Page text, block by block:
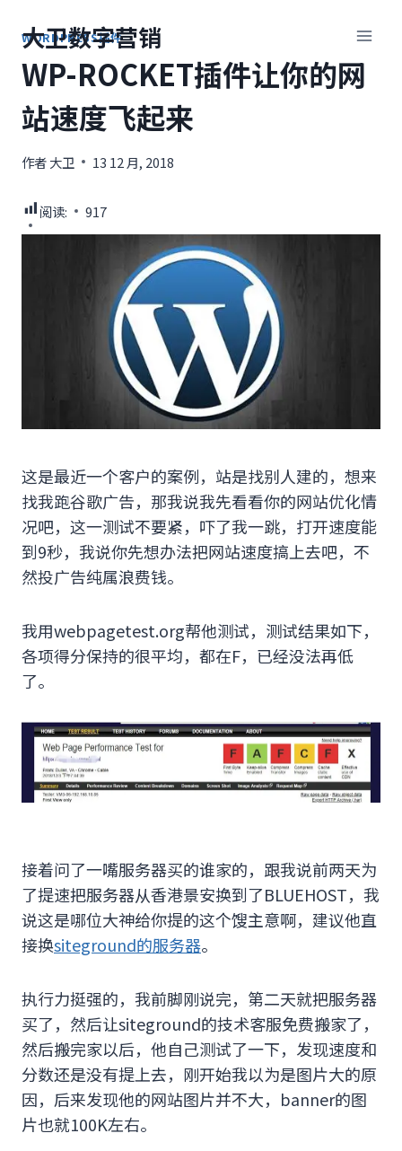
大卫数字营销
WORDPRESS插件
WP-ROCKET插件让你的网
站速度飞起来
作者大卫 13 12 月, 2018
阅读: 917
这是最近一个客户的案例，站是找别人建的，想来
找我跑谷歌广告，那我说我先看看你的网站优化情
况吧，这一测试不要紧，吓了我一跳，打开速度能
到9秒，我说你先想办法把网站速度搞上去吧，不
然投广告纯属浪费钱。
我用webpagetest.org帮他测试，测试结果如下，
各项得分保持的很平均，都在F，已经没法再低
了。
接着问了一嘴服务器买的谁家的，跟我说前两天为
了提速把服务器从香港景安换到了BLUEHOST，我
说这是哪位大神给你提的这个馊主意啊，建议他直
接换siteground的服务器。
执行力挺强的，我前脚刚说完，第二天就把服务器
买了，然后让siteground的技术客服免费搬家了，
然后搬完家以后，他自己测试了一下，发现速度和
分数还是没有提上去，刚开始我以为是图片大的原
因，后来发现他的网站图片并不大，banner的图
片也就100K左右。